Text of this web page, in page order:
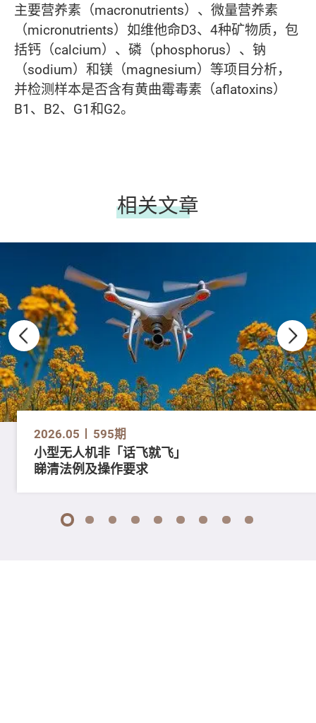
主要营养素（macronutrients）、微量营养素
（micronutrients）如维他命D3、4种矿物质，包
括钙（calcium）、磷（phosphorus）、钠
（sodium）和镁（magnesium）等项目分析，
并检测样本是否含有黄曲霉毒素（aflatoxins）
B1、B2、G1和G2。
相关文章
2026.05 595期
小型无人机非「话飞就飞」
睇清法例及操作要求
1 2 3 4 5 6 7 8 9